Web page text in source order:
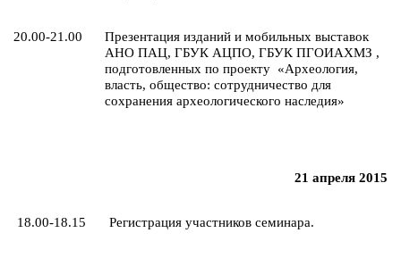
20.00-21.00
Презентация изданий и мобильных выставок
АНО ПАЦ, ГБУК АЦПО, ГБУК ПГОИАХМЗ ,
подготовленных по проекту «Археология,
власть, общество: сотрудничество для
сохранения археологического наследия»
21 апреля 2015
18.00-18.15 Регистрация участников семинара.